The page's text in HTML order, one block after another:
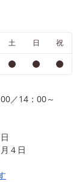
土 日 祝
／14：00～
４日